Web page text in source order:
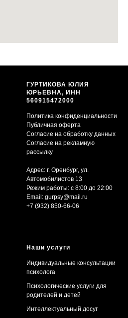
ГУРТИКОВА ЮЛИЯ
ЮРЬЕВНА, ИНН
560915472000
Политика конфиденциальности
Публичная оферта
Согласие на обработку данных
Согласие на рекламную
рассылку
Адрес: г. Оренбург, ул.
Автомобилистов 13
Режим работы: с 8:00 до 22:00
Email: gurpsy@mail.ru
+7 (932) 850-66-06
Наши услуги
Индивидуальные консультации
психолога
Психологические услуги для
родителей и детей
Интеллектуальный досуг